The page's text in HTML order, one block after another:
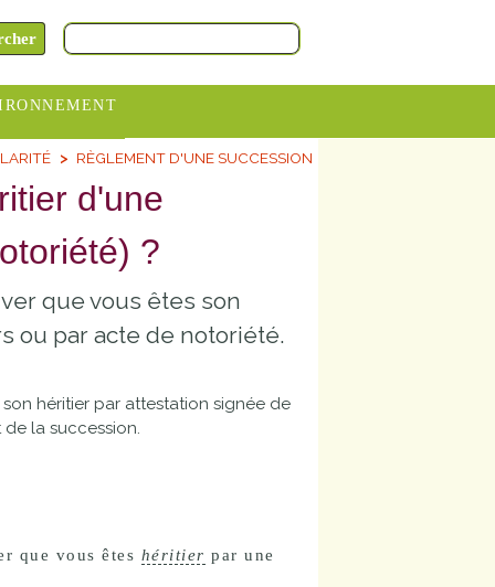
RÈGLEMENT D'UNE SUCCESSION
d'une
?
que vous êtes son
ou par acte de notoriété.
héritier par attestation signée de
la succession.
que vous êtes héritier par une